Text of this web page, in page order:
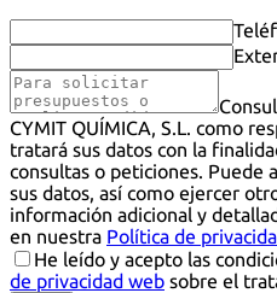
CYMIT QUÍMICA, S.L. como
tratará sus datos con la
consultas o peticiones. Puede
sus datos, así como ejercer
información adicional y
en nuestra Política de
He leído y acepto las
de privacidad web sobre el